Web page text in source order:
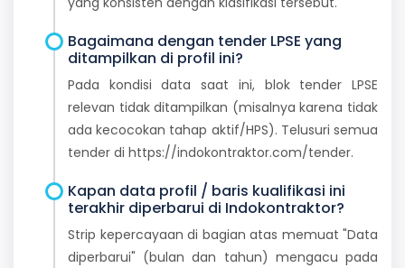
Bagaimana dengan tender LPSE yang
ditampilkan di profil ini?
Pada kondisi data saat ini, blok tender LPSE
relevan tidak ditampilkan (misalnya karena tidak
ada kecocokan tahap aktif/HPS). Telusuri semua
tender di https://indokontraktor.com/tender.
Kapan data profil / baris kualifikasi ini
terakhir diperbarui di Indokontraktor?
Strip kepercayaan di bagian atas memuat "Data
diperbarui" (bulan dan tahun) mengacu pada